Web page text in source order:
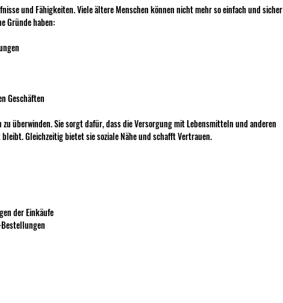
und Fähigkeiten. Viele ältere Menschen können nicht mehr so einfach und sicher
Gründe haben:
Geschäften
überwinden. Sie sorgt dafür, dass die Versorgung mit Lebensmitteln und anderen
Gleichzeitig bietet sie soziale Nähe und schafft Vertrauen.
der Einkäufe